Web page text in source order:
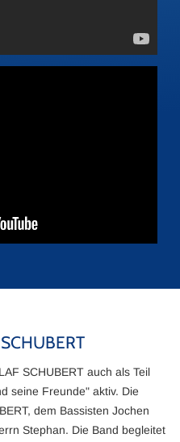
SCHUBERT auch als Teil
seine Freunde" aktiv. Die
dem Bassisten Jochen
Stephan. Die Band begleitet